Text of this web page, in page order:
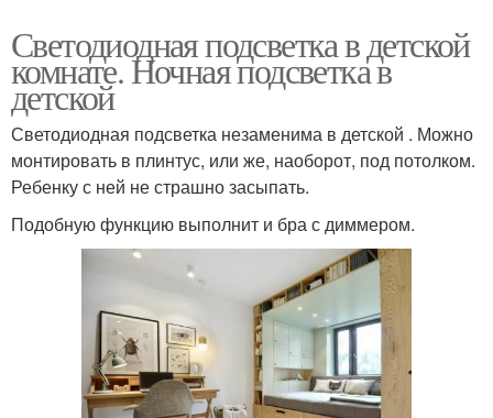
Светодиодная подсветка в детской
комнате. Ночная подсветка в
детской
Светодиодная подсветка незаменима в детской . Можно
монтировать в плинтус, или же, наоборот, под потолком.
Ребенку с ней не страшно засыпать.
Подобную функцию выполнит и бра с диммером.